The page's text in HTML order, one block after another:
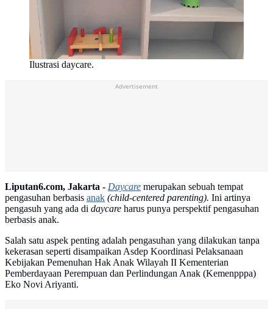
Ilustrasi daycare.
Advertisement
Liputan6.com, Jakarta - Daycare merupakan sebuah tempat
pengasuhan berbasis anak (child-centered parenting). Ini artinya
pengasuh yang ada di daycare harus punya perspektif pengasuhan
berbasis anak.
Salah satu aspek penting adalah pengasuhan yang dilakukan tanpa
kekerasan seperti disampaikan Asdep Koordinasi Pelaksanaan
Kebijakan Pemenuhan Hak Anak Wilayah II Kementerian
Pemberdayaan Perempuan dan Perlindungan Anak (Kemenpppa)
Eko Novi Ariyanti.